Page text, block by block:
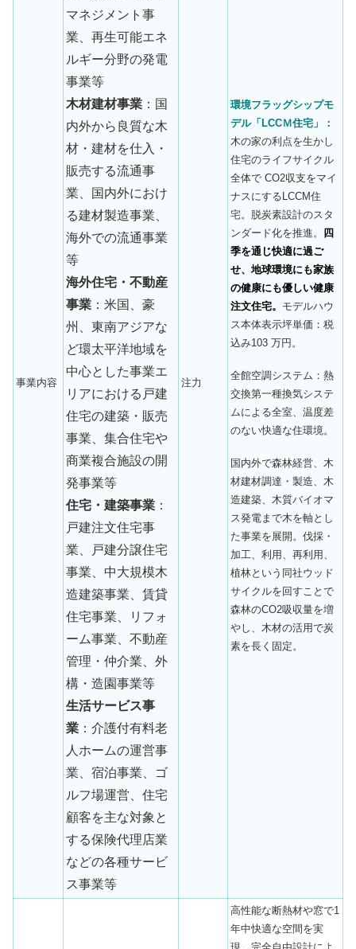
事業内容
マネジメント事
業、再生可能エネ
ルギー分野の発電
事業等
木材建材事業 ：国
内外から良質な木
材・建材を仕入・
販売する流通事
業、国内外におけ
る建材製造事業、
海外での流通事業
等
海外住宅・不動産
事業 ：米国、豪
州、東南アジアな
ど環太平洋地域を
中心とした事業エ
リアにおける戸建
住宅の建築・販売
事業、集合住宅や
商業複合施設の開
発事業等
住宅・建築事業 ：
戸建注文住宅事
業、戸建分譲住宅
事業、中大規模木
造建築事業、賃貸
住宅事業、リフォ
ーム事業、不動産
管理・仲介業、外
構・造園事業等
生活サービス事
業 ：介護付有料老
人ホームの運営事
業、宿泊事業、ゴ
ルフ場運営、住宅
顧客を主な対象と
する保険代理店業
などの各種サービ
ス事業等
注力
環境フラッグシップモ
デル「LCCＭ住宅」：
木の家の利点を生かし
住宅のライフサイクル
全体で CO2収支をマイ
ナスにするLCCM住
宅。脱炭素設計のスタ
ンダード化を推進。 四
季を通じ快適に過ご
せ、地球環境にも家族
の健康にも優しい健康
注文住宅。 モデルハウ
ス本体表示坪単価：税
込み103 万円。
全館空調システム：熱
交換第一種換気システ
ムによる全室、温度差
のない快適な住環境。
国内外で森林経営、木
材建材調達・製造、木
造建築、木質バイオマ
ス発電まで木を軸とし
た事業を展開。伐採・
加工、利用、再利用、
植林という同社ウッド
サイクルを回すことで
森林のCO2吸収量を増
やし、木材の活用で炭
素を長く固定。
高性能な断熱材や窓で1
年中快適な空間を実